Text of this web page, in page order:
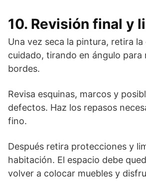
10. Revisión final y
Una vez seca la pintura, retira
cuidado, tirando en ángulo para
bordes.
Revisa esquinas, marcos y
defectos. Haz los repasos
fino.
Después retira protecciones y
habitación. El espacio debe
volver a colocar muebles y